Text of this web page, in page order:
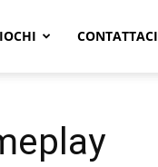
CONTATTACI